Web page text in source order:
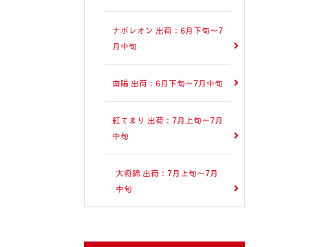
ナポレオン 出荷：6月下旬～7
月中旬
南陽 出荷：6月下旬～7月中旬
紅てまり 出荷：7月上旬～7月
中旬
大将錦 出荷：7月上旬～7月
中旬